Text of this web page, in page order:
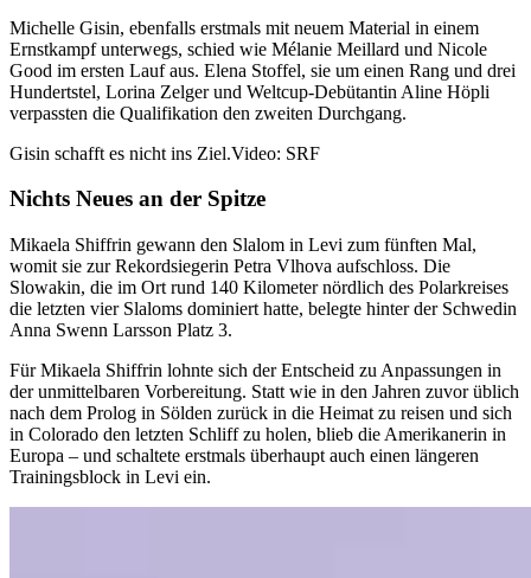
Michelle Gisin, ebenfalls erstmals mit neuem Material in einem
Ernstkampf unterwegs, schied wie Mélanie Meillard und Nicole
Good im ersten Lauf aus. Elena Stoffel, sie um einen Rang und drei
Hundertstel, Lorina Zelger und Weltcup-Debütantin Aline Höpli
verpassten die Qualifikation den zweiten Durchgang.
Gisin schafft es nicht ins Ziel.Video: SRF
Nichts Neues an der Spitze
Mikaela Shiffrin gewann den Slalom in Levi zum fünften Mal,
womit sie zur Rekordsiegerin Petra Vlhova aufschloss. Die
Slowakin, die im Ort rund 140 Kilometer nördlich des Polarkreises
die letzten vier Slaloms dominiert hatte, belegte hinter der Schwedin
Anna Swenn Larsson Platz 3.
Für Mikaela Shiffrin lohnte sich der Entscheid zu Anpassungen in
der unmittelbaren Vorbereitung. Statt wie in den Jahren zuvor üblich
nach dem Prolog in Sölden zurück in die Heimat zu reisen und sich
in Colorado den letzten Schliff zu holen, blieb die Amerikanerin in
Europa – und schaltete erstmals überhaupt auch einen längeren
Trainingsblock in Levi ein.